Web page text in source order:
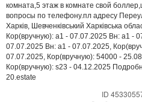
комната,5 этаж в комнате свой
вопросы по телефону.пл адресу
Харків, Шевченківський Харківська
Кор(вручную): a1 - 07.07.2025 Вн: a1 -
07.07.2025 Вн: a1 - 07.07.2025,
07.07.2025, Кор(вручную): 54000 -
Кор(вручную): s23 - 04.12.2025
20.estate
ID